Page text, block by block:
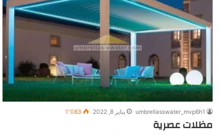
umbrellasswater_mvp6h1 يناير 8, 2022 1٬083
مظلات عصرية